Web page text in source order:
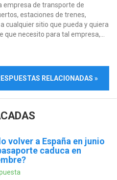
empresa de transporte de
estaciones de trenes,
cualquier sitio que pueda y quiera
necesito para tal empresa,...
RELACIONADAS »
volver a España en junio
caduca en